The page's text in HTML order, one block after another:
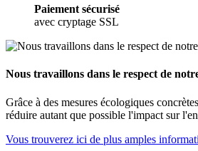
Paiement sécurisé
avec cryptage SSL
Nous travaillons dans le respect de
Grâce à des mesures écologiques
réduire autant que possible l'impact sur
Vous trouverez ici de plus amples